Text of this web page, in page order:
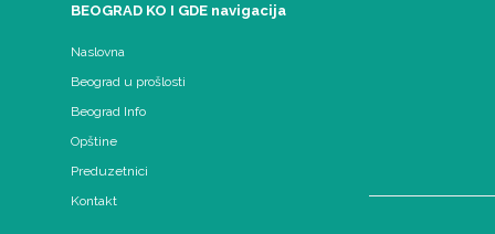
BEOGRAD KO I GDE navigacija
Naslovna
Beograd u prošlosti
Beograd Info
Opštine
Preduzetnici
Kontakt